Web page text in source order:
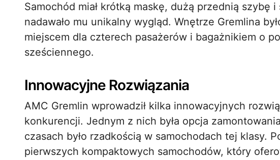
Samochód miał krótką maskę, dużą przednią szybę
nadawało mu unikalny wygląd. Wnętrze Gremlina
miejscem dla czterech pasażerów i bagażnikiem o
sześciennego.
Innowacyjne Rozwiązania
AMC Gremlin wprowadził kilka innowacyjnych
konkurencji. Jednym z nich była opcja
czasach było rzadkością w samochodach tej klasy.
pierwszych kompaktowych samochodów, który